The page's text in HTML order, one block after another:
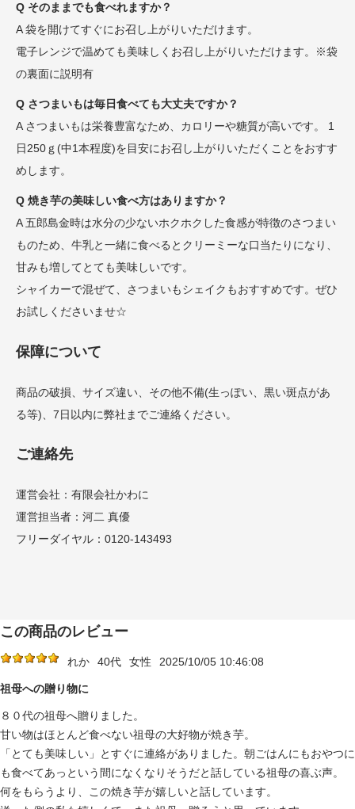
Q そのままでも食べれますか？
A 袋を開けてすぐにお召し上がりいただけます。
電子レンジで温めても美味しくお召し上がりいただけます。※袋
の裏面に説明有
Q さつまいもは毎日食べても大丈夫ですか？
A さつまいもは栄養豊富なため、カロリーや糖質が高いです。 1
日250ｇ(中1本程度)を目安にお召し上がりいただくことをおすす
めします。
Q 焼き芋の美味しい食べ方はありますか？
A 五郎島金時は水分の少ないホクホクした食感が特徴のさつまい
ものため、牛乳と一緒に食べるとクリーミーな口当たりになり、
甘みも増してとても美味しいです。
シャイカーで混ぜて、さつまいもシェイクもおすすめです。ぜひ
お試しくださいませ☆
保障について
商品の破損、サイズ違い、その他不備(生っぽい、黒い斑点があ
る等)、7日以内に弊社までご連絡ください。
ご連絡先
運営会社：有限会社かわに
運営担当者：河二 真優
フリーダイヤル：0120-143493
この商品のレビュー
れか 40代 女性 2025/10/05 10:46:08
祖母への贈り物に
８０代の祖母へ贈りました。
甘い物はほとんど食べない祖母の大好物が焼き芋。
「とても美味しい」とすぐに連絡がありました。朝ごはんにもおやつに
も食べてあっという間になくなりそうだと話している祖母の喜ぶ声。
何をもらうより、この焼き芋が嬉しいと話しています。